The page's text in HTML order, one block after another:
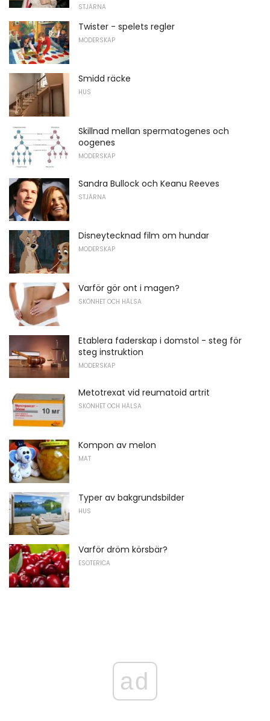
STJÄRNA
Twister - spelets regler
MODERSKAP
Smidd räcke
HUS
Skillnad mellan spermatogenes och
oogenes
MODERSKAP
Sandra Bullock och Keanu Reeves
STJÄRNA
Disneytecknad film om hundar
MODERSKAP
Varför gör ont i magen?
SKÖNHET OCH HÄLSA
Etablera faderskap i domstol - steg för
steg instruktion
MODERSKAP
Metotrexat vid reumatoid artrit
SKÖNHET OCH HÄLSA
Kompon av melon
MAT
Typer av bakgrundsbilder
HUS
Varför dröm körsbär?
ESOTERICA
ad